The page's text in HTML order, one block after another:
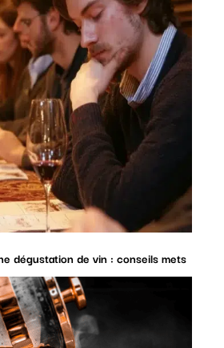
dégustation de vin : conseils mets